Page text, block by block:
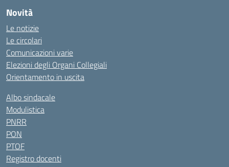
Novità
Le notizie
Le circolari
Comunicazioni varie
Elezioni degli Organi Collegiali
Orientamento in uscita
Albo sindacale
Modulistica
PNRR
PON
PTOF
Registro docenti